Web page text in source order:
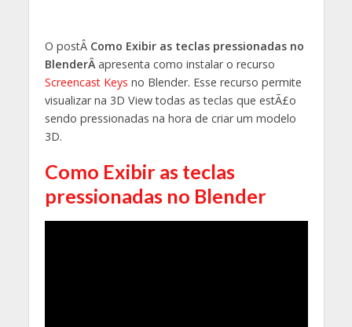
O postÂ Como Exibir as teclas pressionadas no
BlenderÂapresenta como instalar o recurso
Screencast Keys no Blender. Esse recurso permite
visualizar na 3D View todas as teclas que estÃ£o
sendo pressionadas na hora de criar um modelo
3D.
Como Exibir as teclas
pressionadas no Blender